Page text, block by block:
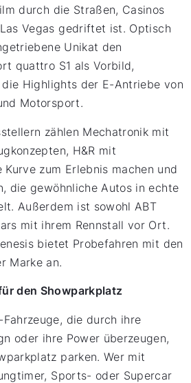
durch die Straßen, Casinos
Vegas gedriftet ist. Optisch
Unikat den
quattro S1 als Vorbild,
Highlights der E-Antriebe von
Motorsport.
zählen Mechatronik mit
H&R mit
Kurve zum Erlebnis machen und
die gewöhnliche Autos in echte
Außerdem ist sowohl ABT
mit ihrem Rennstall vor Ort.
bietet Probefahren mit den
Marke an.
den Showparkplatz
Fahrzeuge, die durch ihre
oder ihre Power überzeugen,
parken. Wer mit
Sports- oder Supercar